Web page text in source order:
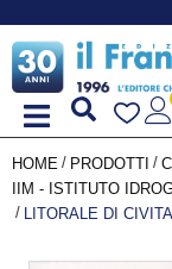
HOME / PRODOTTI /
IIM - ISTITUTO
/
LITORALE DI